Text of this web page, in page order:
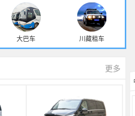
大巴车 川藏租车
更多